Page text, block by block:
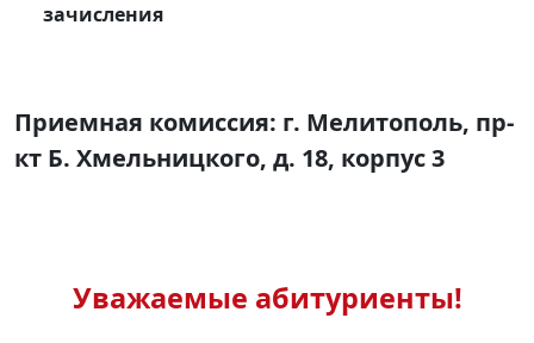
зачисления
Приемная комиссия: г. Мелитополь, пр-
кт Б. Хмельницкого, д. 18, корпус 3
Уважаемые абитуриенты!